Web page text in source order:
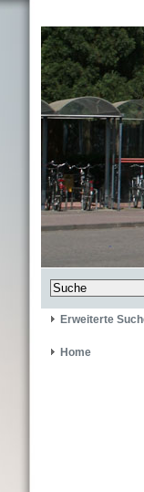
Erweiterte
Home